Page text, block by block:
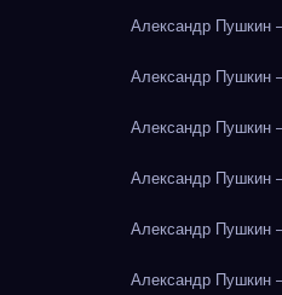
Александр Пушкин
Александр Пушкин
Александр Пушкин
Александр Пушкин
Александр Пушкин
Александр Пушкин